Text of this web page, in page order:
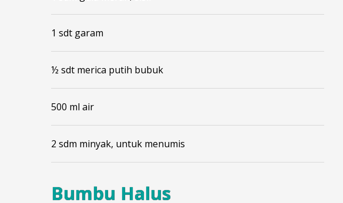
1 sdt garam
½ sdt merica putih bubuk
500 ml air
2 sdm minyak, untuk menumis
Bumbu Halus